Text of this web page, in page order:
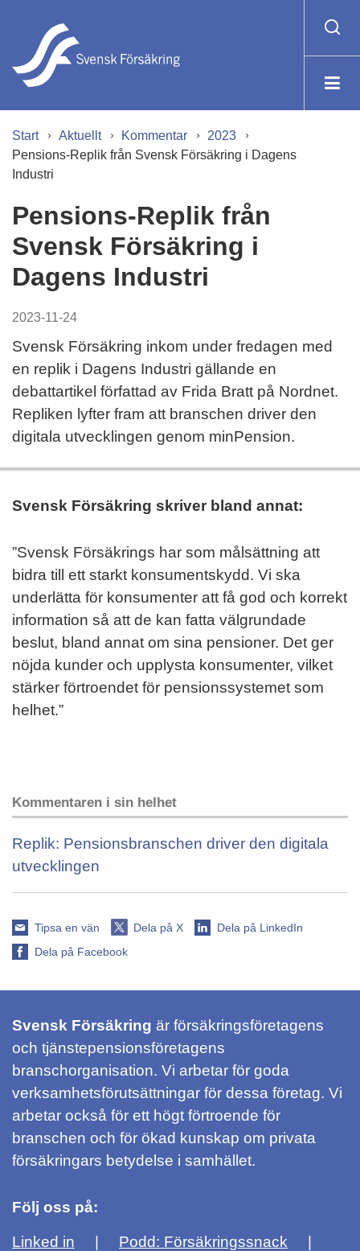
Start Aktuellt Kommentar
2023
Pensions-Replik från Svensk Försäkring i Dagens
Industri
Pensions-Replik från
Svensk Försäkring i
Dagens Industri
2023-11-24
Svensk Försäkring inkom under fredagen med
en replik i Dagens Industri gällande en
debattartikel författad av Frida Bratt på Nordnet.
Repliken lyfter fram att branschen driver den
digitala utvecklingen genom minPension.
Svensk Försäkring skriver bland annat:
”Svensk Försäkrings har som målsättning att
bidra till ett starkt konsumentskydd. Vi ska
underlätta för konsumenter att få god och korrekt
information så att de kan fatta välgrundade
beslut, bland annat om sina pensioner. Det ger
nöjda kunder och upplysta konsumenter, vilket
stärker förtroendet för pensionssystemet som
helhet.”
Kommentaren i sin helhet
Replik: Pensionsbranschen driver den digitala
utvecklingen
Tipsa en vän Dela på X
Dela på LinkedIn
Dela på Facebook
Svensk Försäkring är försäkringsföretagens
och tjänstepensionsföretagens
branschorganisation. Vi arbetar för goda
verksamhetsförutsättningar för dessa företag. Vi
arbetar också för ett högt förtroende för
branschen och för ökad kunskap om privata
försäkringars betydelse i samhället.
Följ oss på:
Linked in
Podd: Försäkringssnack